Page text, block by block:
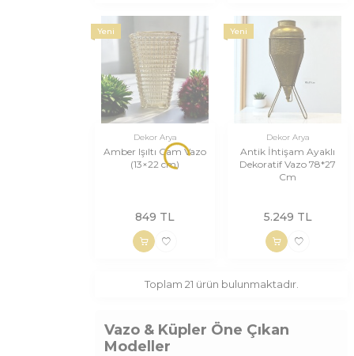
Yeni
Dekor Arya
Amber Işıltı Cam Vazo
(13×22 cm)
849 TL
Yeni
Dekor Arya
Antik İhtişam Ayaklı
Dekoratif Vazo 78*27
Cm
5.249 TL
Toplam 21 ürün bulunmaktadır.
Vazo & Küpler Öne Çıkan
Modeller